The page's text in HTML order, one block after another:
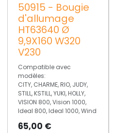
50915 - Bougie
d'allumage
HT63640 Ø
9,9X160 W320
V230
Compatible avec
modèles:
CITY, CHARME, RIO, JUDY,
STILL, KSTILL, YUKI, HOLLY,
VISION 800, Vision 1000,
Ideal 800, Ideal 1000, Wind
65,00 €